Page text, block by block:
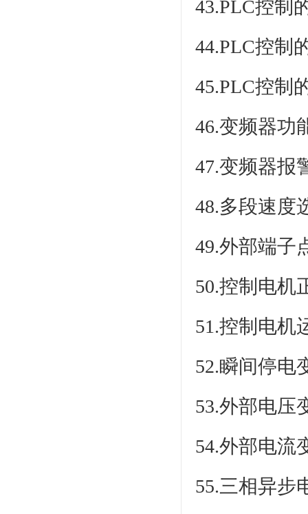
43.PLC控制
44.PLC控制
45.PLC控制
46.变频器功
47.变频器报
48.多段速度
49.外部端子
50.控制电机
51.控制电机
52.瞬间停电
53.外部电压
54.外部电流
55.三相异步